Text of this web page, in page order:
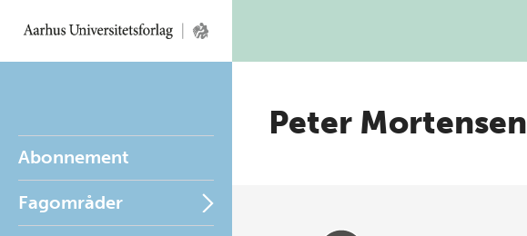
Abonnement
Fagområder
Peter Mortensen